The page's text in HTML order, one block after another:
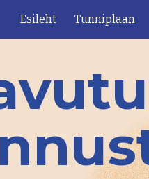
content
Esileht Tunniplaan